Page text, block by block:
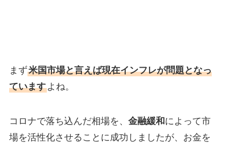
まず米国市場と言えば現在インフレが問題となっ
ていますよね。
コロナで落ち込んだ相場を、 金融緩和 によって市
場を活性化させることに成功しましたが、お金を